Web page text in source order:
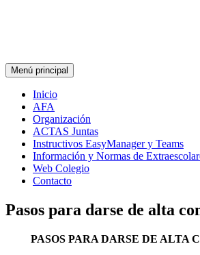
Menú principal
Inicio
AFA
Organización
ACTAS Juntas
Instructivos EasyManager y Teams
Información y Normas de
Web Colegio
Contacto
Pasos para darse de alta
PASOS PARA DARSE DE ALTA